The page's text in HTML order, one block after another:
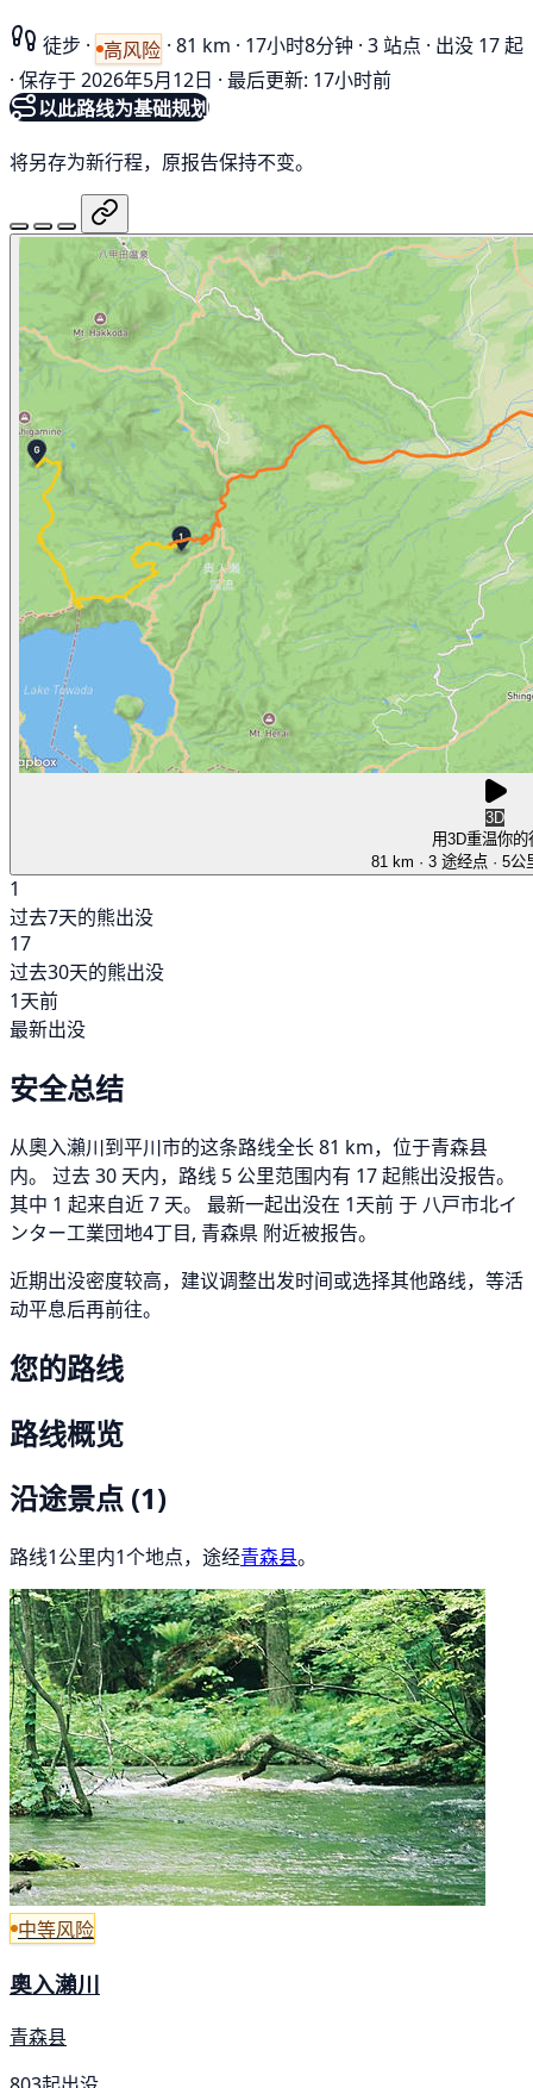
徒步 · 高风险 · 81 km · 17小时8分钟 · 3 站点 · 出没 17 起
· 保存于 2026年5月12日 · 最后更新: 17小时前
以此路线为基础规划
将另存为新行程，原报告保持不变。
3D
用3D重温你的
81 km · 3 途经点· 5公
1
过去7天的熊出没
17
过去30天的熊出没
1天前
最新出没
安全总结
从奧入瀨川到平川市的这条路线全长 81 km，位于青森县
内。 过去 30 天内，路线 5 公里范围内有 17 起熊出没报告。
其中 1 起来自近 7 天。 最新一起出没在 1天前 于 八戸市北イ
ンター工業団地4丁目, 青森県 附近被报告。
近期出没密度较高，建议调整出发时间或选择其他路线，等活
动平息后再前往。
您的路线
路线概览
沿途景点 (1)
路线1公里内1个地点，途经青森县。
中等风险
奧入瀨川
青森县